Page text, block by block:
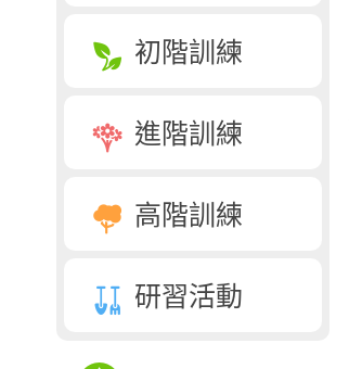
初階訓練
進階訓練
高階訓練
研習活動